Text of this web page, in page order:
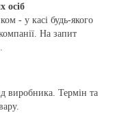
осіб
- у касі будь-якого
На запит
виробника. Термін та